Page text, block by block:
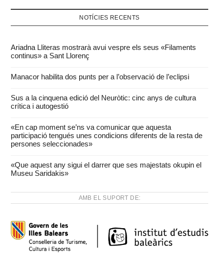
NOTÍCIES RECENTS
Ariadna Lliteras mostrarà avui vespre els seus «Filaments
continus» a Sant Llorenç
Manacor habilita dos punts per a l’observació de l’eclipsi
Sus a la cinquena edició del Neuròtic: cinc anys de cultura
crítica i autogestió
«En cap moment se’ns va comunicar que aquesta
participació tengués unes condicions diferents de la resta de
persones seleccionades»
«Que aquest any sigui el darrer que ses majestats okupin el
Museu Saridakis»
AMB EL SUPORT DE: